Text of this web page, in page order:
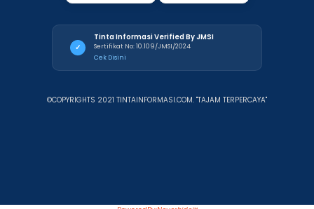
✓
Tinta Informasi Verified By JMSI
Sertifikat No: 10.109/JMSI/2024
Cek Disini
©COPYRIGHTS 2021 TINTAINFORMASI.COM. "TAJAM TERPERCAYA"